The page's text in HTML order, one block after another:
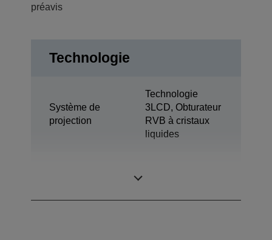
préavis
Technologie
Système de
projection
Technologie
3LCD, Obturateur
RVB à cristaux
liquides